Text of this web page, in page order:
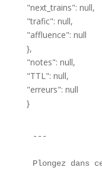
"next_trains": null,
"trafic": null,
"affluence": null
},
"notes": null,
"TTL": null,
"erreurs": null
}
---
Plongez